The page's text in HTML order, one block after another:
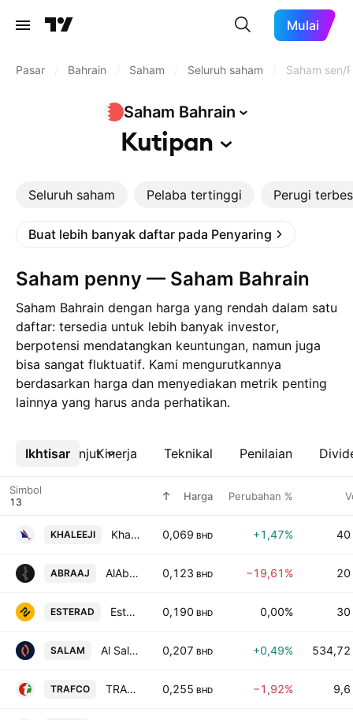
Mulai
Pasar Bahrain Saham Seluruh saham Saham sen/
Saham Bahrain
Kutipan
Seluruh saham Pelaba tertinggi Perugi
Buat lebih banyak daftar pada Penyaring
Saham penny — Saham Bahrain
Saham Bahrain dengan harga yang rendah dalam satu
daftar: tersedia untuk lebih banyak investor,
berpotensi mendatangkan keuntungan, namun juga
bisa sangat fluktuatif. Kami mengurutkannya
berdasarkan harga dan menyediakan metrik penting
lainnya yang harus anda perhatikan.
Ikhtisar Kinerja Teknikal Penilaian
Lebih lanjut
Simbol Harga Perubahan %
KHALEEJI Khaleeji Bank B.S.C. 0,069 BHD +1,47% 40
ABRAAJ AlAbraaj Restaurants Group 0,123 BHD −19,61% 20
ESTERAD Esterad Investment Co. BSC 0,190 BHD 0,00% 30
SALAM Al Salam Bank B.S.C. 0,207 BHD +0,49% 534,72
TRAFCO TRAFCO Group BSC 0,255 BHD −1,92% 9,6